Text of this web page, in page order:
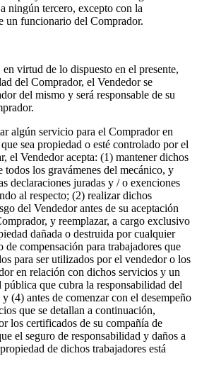
ningún tercero, excepto con la
un funcionario del Comprador.
virtud de lo dispuesto en el presente,
del Comprador, el Vendedor se
del mismo y será responsable de su
algún servicio para el Comprador en
sea propiedad o esté controlado por el
el Vendedor acepta: (1) mantener dichos
todos los gravámenes del mecánico, y
declaraciones juradas y / o exenciones
al respecto; (2) realizar dichos
del Vendedor antes de su aceptación
y reemplazar, a cargo exclusivo
dañada o destruida por cualquier
de compensación para trabajadores que
para ser utilizados por el vendedor o los
en relación con dichos servicios y un
pública que cubra la responsabilidad del
(4) antes de comenzar con el desempeño
que se detallan a continuación,
los certificados de su compañía de
el seguro de responsabilidad y daños a
de dichos trabajadores está